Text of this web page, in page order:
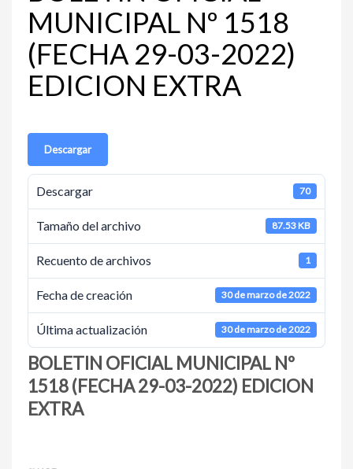
MUNICIPAL Nº 1518
(FECHA 29-03-2022)
EDICION EXTRA
Descargar
Descargar 70
Tamaño del archivo 87.53 KB
Recuento de archivos 1
Fecha de creación 30 de marzo de 2022
Última actualización 30 de marzo de 2022
BOLETIN OFICIAL MUNICIPAL Nº
1518 (FECHA 29-03-2022) EDICION
EXTRA